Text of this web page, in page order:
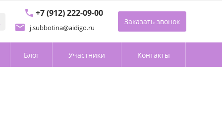
+7 (912) 222-09-00
j.subbotina@aidigo.ru
Заказать звонок
Блог Участники Контакты